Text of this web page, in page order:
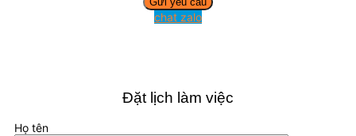
chat zalo
Đặt lịch làm việc
Họ tên